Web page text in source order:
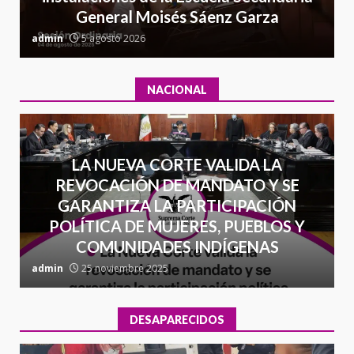
16 julio 2026
General Moisés Sáenz Garza
admin 5 agosto 2026
NACIONAL
LA NUEVA CORTE VALIDA LA
REVOCACIÓN DE MANDATO Y SE
GARANTIZA LA PARTICIPACIÓN
POLÍTICA DE MUJERES, PUEBLOS Y
COMUNIDADES INDÍGENAS
admin 25 noviembre 2025
DESAPARECIDOS